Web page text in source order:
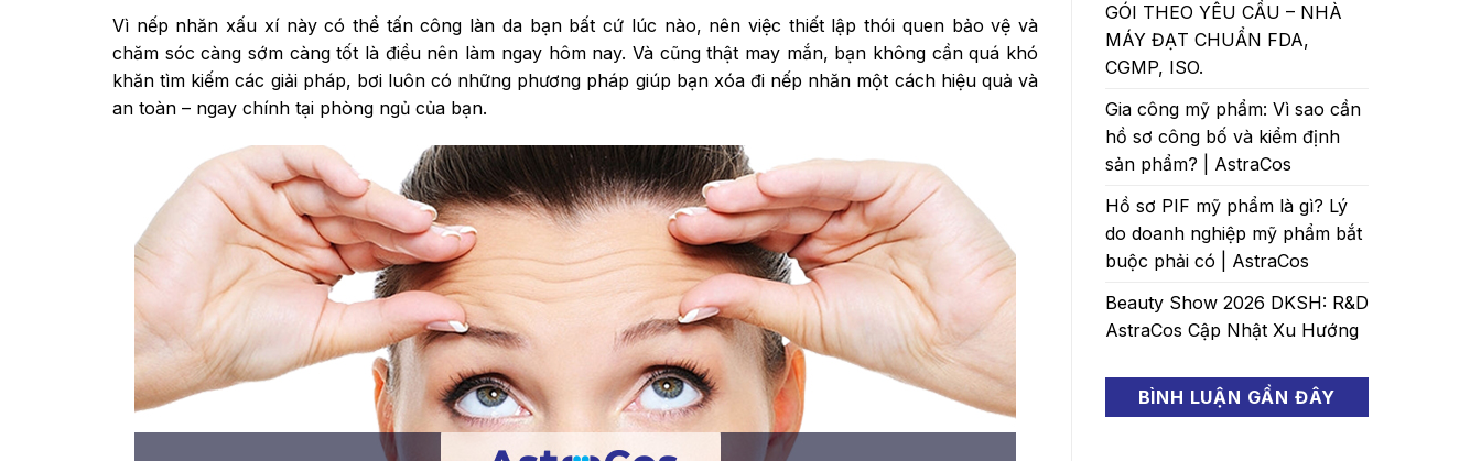
Vì nếp nhăn xấu xí này có thể tấn công làn da bạn bất cứ lúc nào, nên việc thiết lập thói quen bảo vệ và
chăm sóc càng sớm càng tốt là điều nên làm ngay hôm nay. Và cũng thật may mắn, bạn không cần quá khó
khăn tìm kiếm các giải pháp, bơi luôn có những phương pháp giúp bạn xóa đi nếp nhăn một cách hiệu quả và
an toàn – ngay chính tại phòng ngủ của bạn.
GÓI THEO YÊU CẦU – NHÀ
MÁY ĐẠT CHUẨN FDA,
CGMP, ISO.
Gia công mỹ phẩm: Vì sao cần
hồ sơ công bố và kiểm định
sản phẩm? | AstraCos
Hồ sơ PIF mỹ phẩm là gì? Lý
do doanh nghiệp mỹ phẩm bắt
buộc phải có | AstraCos
Beauty Show 2026 DKSH: R&D
AstraCos Cập Nhật Xu Hướng
BÌNH LUẬN GẦN ĐÂY